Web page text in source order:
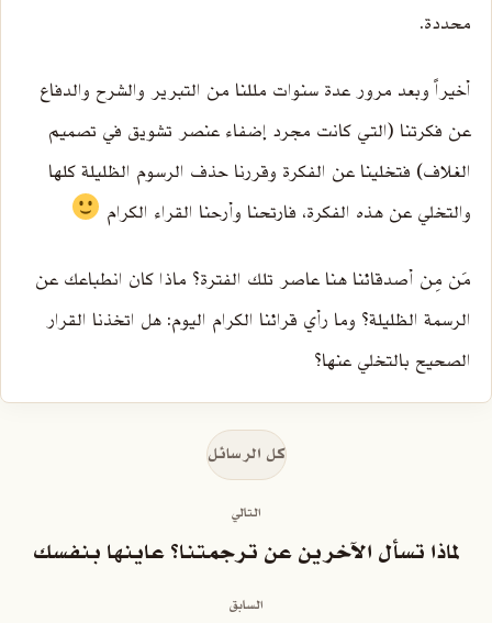
محددة.
أخيراً وبعد مرور عدة سنوات مللنا من التبرير والشرح والدفاع
عن فكرتنا (التي كانت مجرد إضفاء عنصر تشويق في تصميم
الغلاف) فتخلينا عن الفكرة وقررنا حذف الرسوم الظليلة كلها
والتخلي عن هذه الفكرة، فارتحنا وأرحنا القراء الكرام
مَن مِن أصدقائنا هنا عاصر تلك الفترة؟ ماذا كان انطباعك عن
الرسمة الظليلة؟ وما رأي قرائنا الكرام اليوم: هل اتخذنا القرار
الصحيح بالتخلي عنها؟
التالي
لماذا تسأل الآخرين عن ترجمتنا؟ عاينها بنفسك
كل الرسائل
السابق